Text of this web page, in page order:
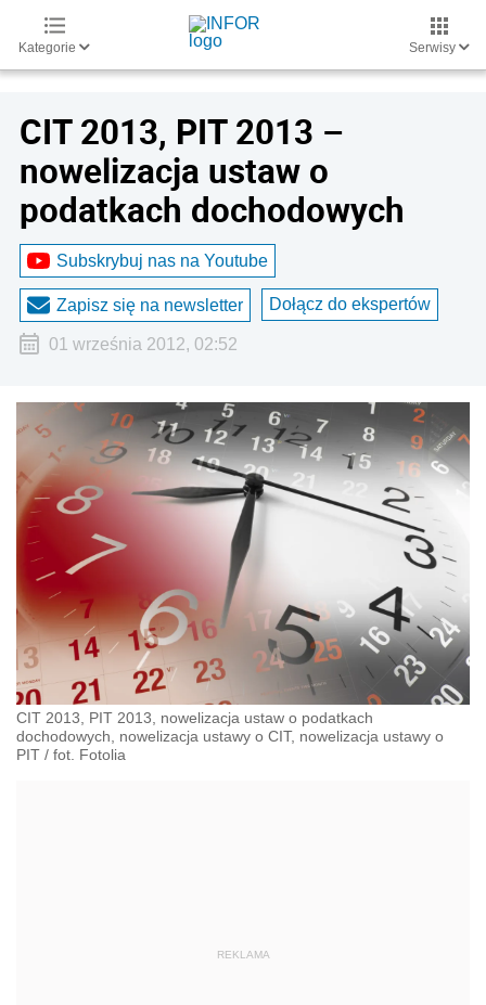
Kategorie Serwisy
CIT 2013, PIT 2013 –
nowelizacja ustaw o
podatkach dochodowych
Subskrybuj nas na Youtube
Zapisz się na newsletter Dołącz do ekspertów
01 września 2012, 02:52
CIT 2013, PIT 2013, nowelizacja ustaw o podatkach
dochodowych, nowelizacja ustawy o CIT, nowelizacja ustawy o
PIT / fot. Fotolia